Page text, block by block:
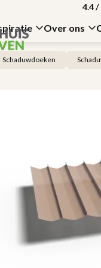
4.4/
Over ons
Schaduwdoeken